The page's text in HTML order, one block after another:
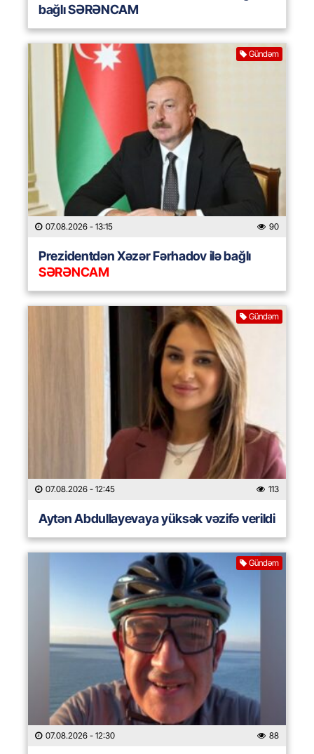
bağlı SƏRƏNCAM
Gündəm
07.08.2026 - 13:15 90
Prezidentdən Xəzər Fərhadov ilə bağlı
SƏRƏNCAM
Gündəm
07.08.2026 - 12:45 113
Aytən Abdullayevaya yüksək vəzifə verildi
Gündəm
07.08.2026 - 12:30 88